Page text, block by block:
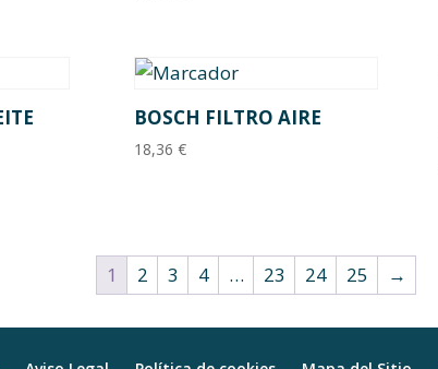
BOSCH FILTRO AIRE
18,36 €
1 2 3 4 … 23 24 25 →